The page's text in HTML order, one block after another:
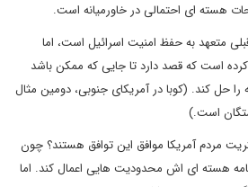
هسته ای احتمالی در خاورمیانه است.
متعهد به حفظ امنیت اسرائیل است، اما
است که قصد دارد تا جایی که ممکن باشد
حل کند. (کوبا در آمریکای جنوبی، دومین مثال
است.)
مردم آمریکا موافق این توافق هستند؟ چون
هسته ای اش محدودیت هایی اعمال کند. اما